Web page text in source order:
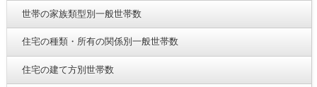
世帯の家族類型別一般世帯数
住宅の種類・所有の関係別一般世帯数
住宅の建て方別世帯数